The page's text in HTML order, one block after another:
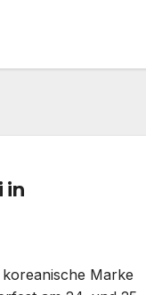
in
koreanische Marke